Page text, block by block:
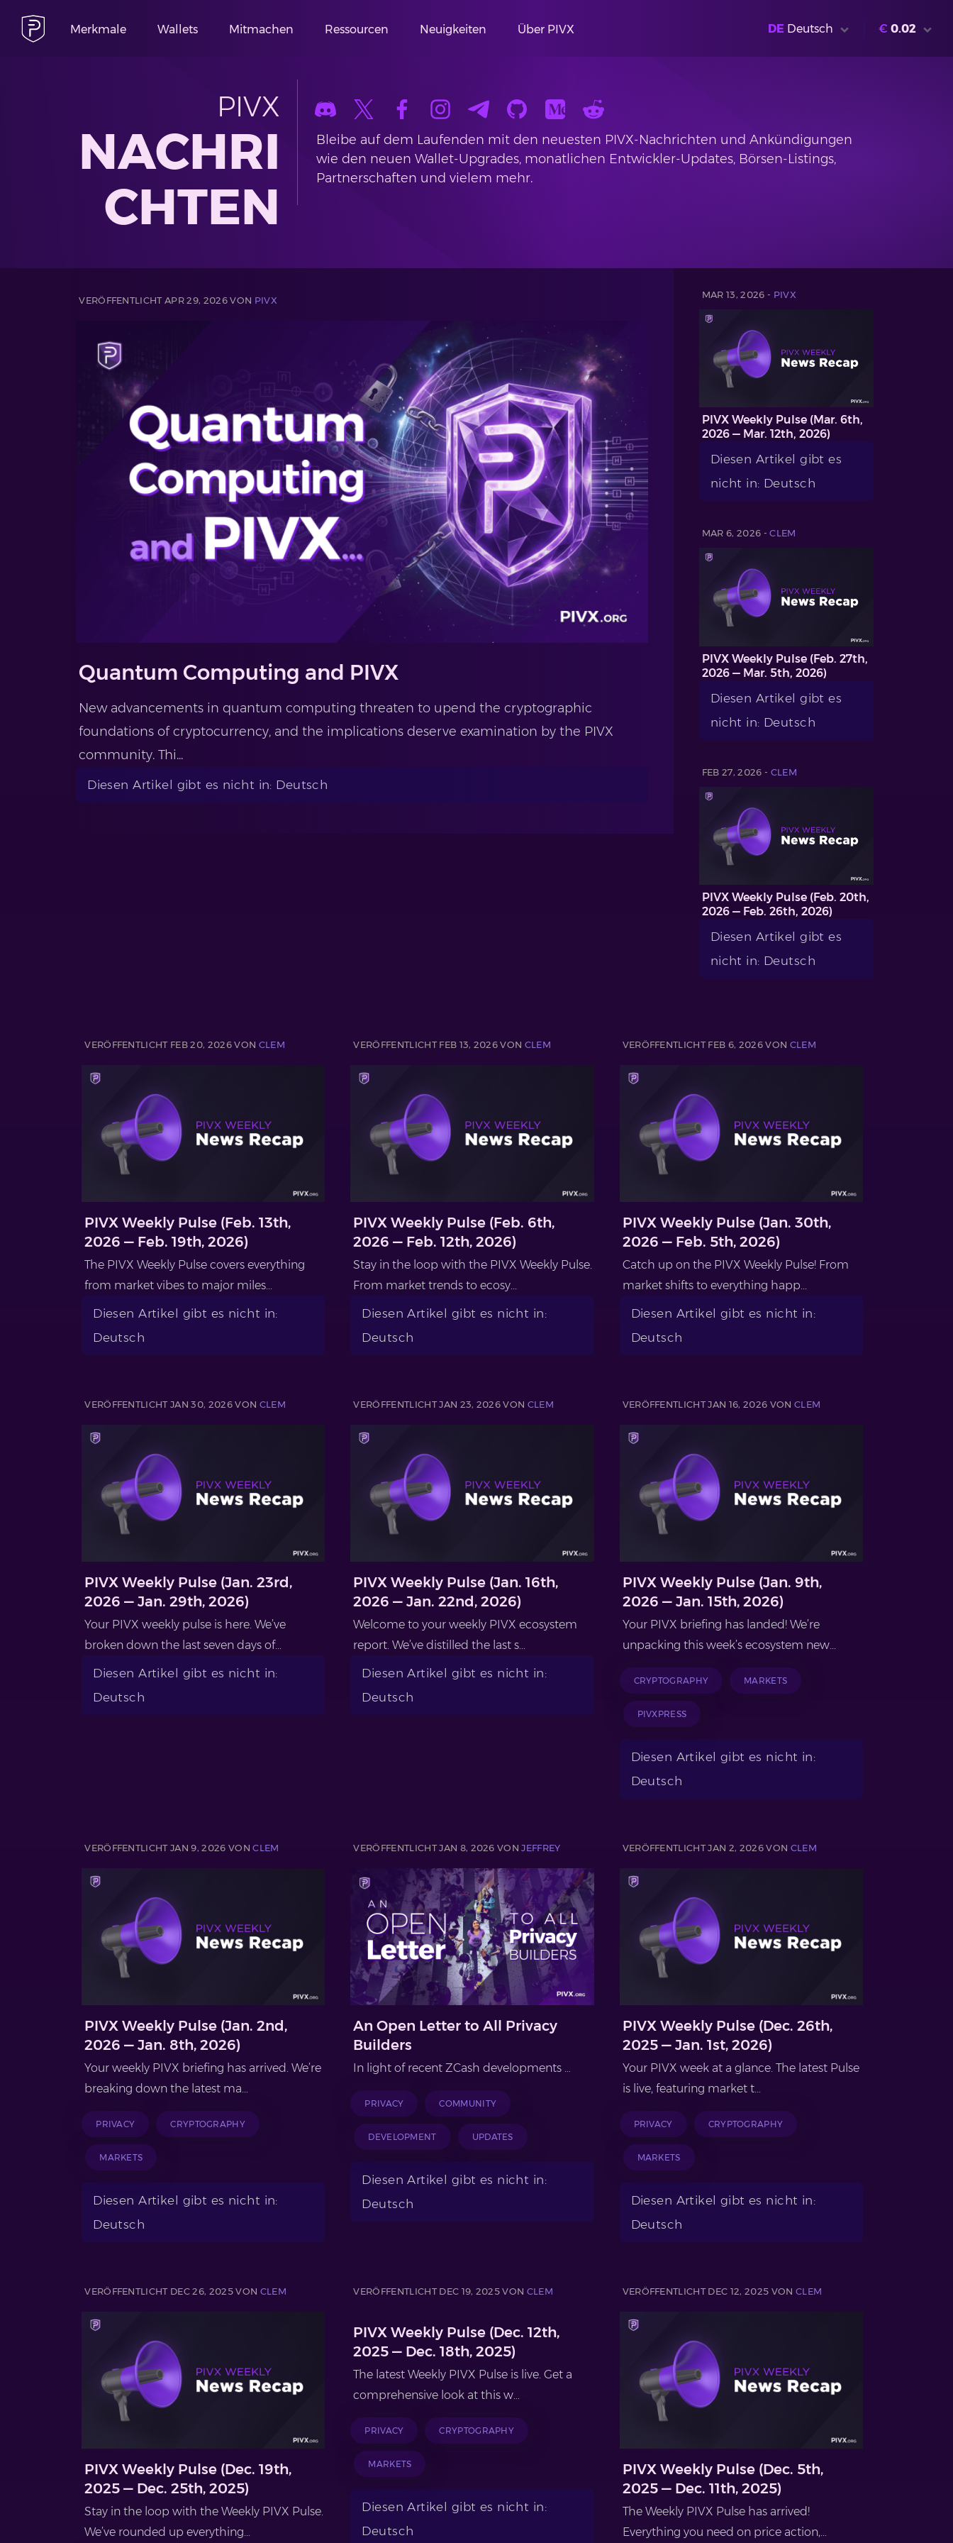
Merkmale Wallets Mitmachen Ressourcen Neuigkeiten Über PIVX DE Deutsch € 0.02
PIVX
NACHRI
CHTEN
Bleibe auf dem Laufenden mit den neuesten PIVX-Nachrichten und Ankündigungen
wie den neuen Wallet-Upgrades, monatlichen Entwickler-Updates, Börsen-Listings,
Partnerschaften und vielem mehr.
VERÖFFENTLICHT APR 29, 2026 VON PIVX
Quantum Computing and PIVX
New advancements in quantum computing threaten to upend the cryptographic
foundations of cryptocurrency, and the implications deserve examination by the PIVX
community. Thi...
Diesen Artikel gibt es nicht in: Deutsch
MAR 13, 2026 - PIVX
PIVX Weekly Pulse (Mar. 6th,
2026 — Mar. 12th, 2026)
Diesen Artikel gibt es
nicht in: Deutsch
MAR 6, 2026 -CLEM
PIVX Weekly Pulse (Feb. 27th,
2026 — Mar. 5th, 2026)
Diesen Artikel gibt es
nicht in: Deutsch
FEB 27, 2026 - CLEM
PIVX Weekly Pulse (Feb. 20th,
2026 — Feb. 26th, 2026)
Diesen Artikel gibt es
nicht in: Deutsch
VERÖFFENTLICHT FEB 20, 2026 VON CLEM
PIVX Weekly Pulse (Feb. 13th,
2026 — Feb. 19th, 2026)
The PIVX Weekly Pulse covers everything
from market vibes to major miles...
Diesen Artikel gibt es nicht in:
Deutsch
VERÖFFENTLICHT FEB 13, 2026 VON CLEM
PIVX Weekly Pulse (Feb. 6th,
2026 — Feb. 12th, 2026)
Stay in the loop with the PIVX Weekly Pulse.
From market trends to ecosy...
Diesen Artikel gibt es nicht in:
Deutsch
VERÖFFENTLICHT FEB 6, 2026 VON CLEM
PIVX Weekly Pulse (Jan. 30th,
2026 — Feb. 5th, 2026)
Catch up on the PIVX Weekly Pulse! From
market shifts to everything happ...
Diesen Artikel gibt es nicht in:
Deutsch
VERÖFFENTLICHT JAN 30, 2026 VON CLEM
PIVX Weekly Pulse (Jan. 23rd,
2026 — Jan. 29th, 2026)
Your PIVX weekly pulse is here. We’ve
broken down the last seven days of...
Diesen Artikel gibt es nicht in:
Deutsch
VERÖFFENTLICHT JAN 23, 2026 VON CLEM
PIVX Weekly Pulse (Jan. 16th,
2026 — Jan. 22nd, 2026)
Welcome to your weekly PIVX ecosystem
report. We’ve distilled the last s...
Diesen Artikel gibt es nicht in:
Deutsch
VERÖFFENTLICHT JAN 16, 2026 VON CLEM
PIVX Weekly Pulse (Jan. 9th,
2026 — Jan. 15th, 2026)
Your PIVX briefing has landed! We’re
unpacking this week’s ecosystem new...
CRYPTOGRAPHY MARKETS
PIVXPRESS
Diesen Artikel gibt es nicht in:
Deutsch
VERÖFFENTLICHT JAN 9, 2026 VONCLEM
PIVX Weekly Pulse (Jan. 2nd,
2026 — Jan. 8th, 2026)
Your weekly PIVX briefing has arrived. We’re
breaking down the latest ma...
PRIVACY CRYPTOGRAPHY
MARKETS
Diesen Artikel gibt es nicht in:
Deutsch
VERÖFFENTLICHT JAN 8, 2026 VONJEFFREY
An Open Letter to All Privacy
Builders
In light of recent ZCash developments …
PRIVACY COMMUNITY
DEVELOPMENT UPDATES
Diesen Artikel gibt es nicht in:
Deutsch
VERÖFFENTLICHT JAN 2, 2026 VON CLEM
PIVX Weekly Pulse (Dec. 26th,
2025 — Jan. 1st, 2026)
Your PIVX week at a glance. The latest Pulse
is live, featuring market t...
PRIVACY CRYPTOGRAPHY
MARKETS
Diesen Artikel gibt es nicht in:
Deutsch
VERÖFFENTLICHT DEC 26, 2025 VON CLEM
PIVX Weekly Pulse (Dec. 19th,
2025 — Dec. 25th, 2025)
Stay in the loop with the Weekly PIVX Pulse.
We’ve rounded up everything...
VERÖFFENTLICHT DEC 19, 2025 VON CLEM
PIVX Weekly Pulse (Dec. 12th,
2025 — Dec. 18th, 2025)
The latest Weekly PIVX Pulse is live. Get a
comprehensive look at this w...
PRIVACY CRYPTOGRAPHY
MARKETS
Diesen Artikel gibt es nicht in:
Deutsch
VERÖFFENTLICHT DEC 12, 2025 VON CLEM
PIVX Weekly Pulse (Dec. 5th,
2025 — Dec. 11th, 2025)
The Weekly PIVX Pulse has arrived!
Everything you need on price action,...